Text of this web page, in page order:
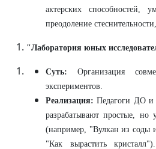
актерских способностей,
преодоление
"Лаборатория юных
Суть: Организация
экспериментов.
Реализация: Педагоги ДО и
разрабатывают простые, но
(например, "Вулкан из соды
"Как вырастить